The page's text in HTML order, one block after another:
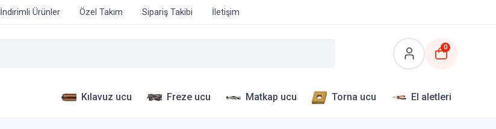
İndirimli Ürünler Özel Takım Sipariş Takibi İletişim
0
Kılavuz ucu Freze ucu Matkap ucu Torna ucu El aletleri